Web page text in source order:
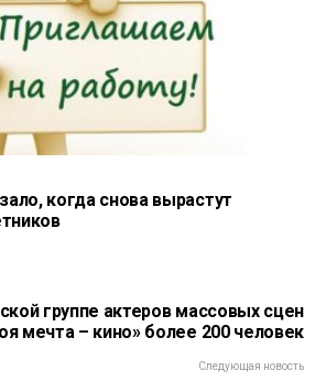
когда снова вырастут
группе актеров массовых сцен
мечта – кино» более 200 человек
Следующая новость